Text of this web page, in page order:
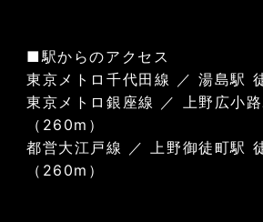
■駅からのアクセス
東京メトロ千代田線 ／ 湯島駅
東京メトロ銀座線 ／ 上野広小
（260m）
都営大江戸線 ／ 上野御徒町駅
（260m）